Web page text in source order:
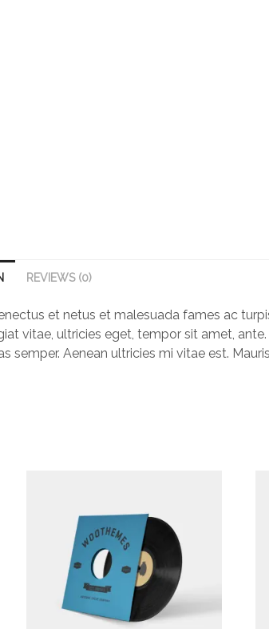
REVIEWS (0)
et netus et malesuada fames ac
vitae, ultricies eget, tempor sit amet, ante.
semper. Aenean ultricies mi vitae est. Mauris